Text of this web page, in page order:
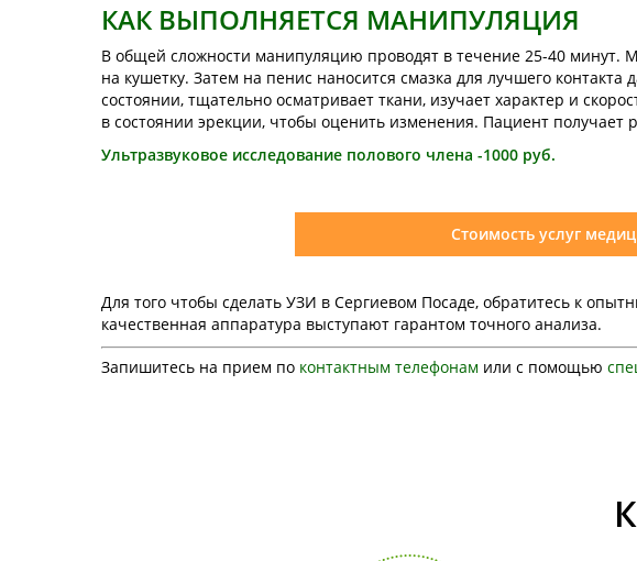
КАК ВЫПОЛНЯЕТСЯ МАНИПУЛЯЦИЯ
В общей сложности манипуляцию проводят в течение 25-40 минут.
на кушетку. Затем на пенис наносится смазка для лучшего
состоянии, тщательно осматривает ткани, изучает характер и
в состоянии эрекции, чтобы оценить изменения. Пациент получает
Ультразвуковое исследование полового члена -1000 руб.
Стоимость услуг
Для того чтобы сделать УЗИ в Сергиевом Посаде, обратитесь к
качественная аппаратура выступают гарантом точного анализа.
Запишитесь на прием по контактным телефонам или с помощью